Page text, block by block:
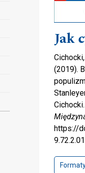
Jak
(2019).
Cichocki.
https://
9.72.2.01